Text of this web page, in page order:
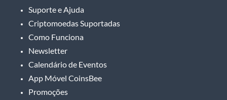
Suporte e Ajuda
Criptomoedas Suportadas
Como Funciona
Newsletter
Calendário de Eventos
App Móvel CoinsBee
Promoções